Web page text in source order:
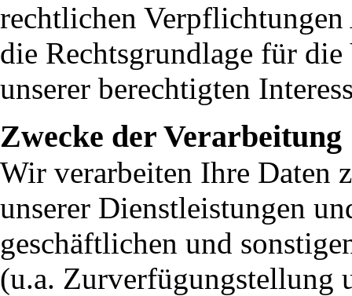
rechtlichen
die Rechtsgrundlage für
unserer berechtigten
Zwecke der Verarbeitung
Wir verarbeiten Ihre Daten
unserer Dienstleistungen
geschäftlichen und
(u.a. Zurverfügungstellung